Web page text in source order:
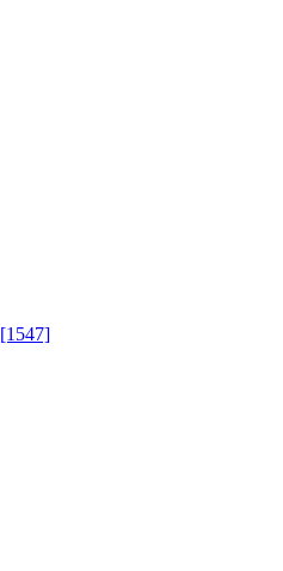
[1547]